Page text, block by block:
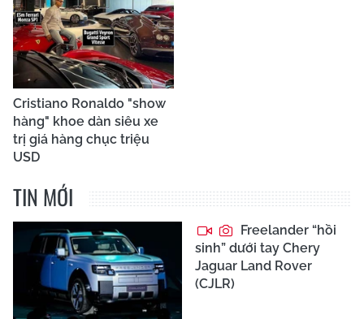
Cristiano Ronaldo "show
hàng" khoe dàn siêu xe
trị giá hàng chục triệu
USD
TIN MỚI
Freelander “hồi
sinh” dưới tay Chery
Jaguar Land Rover
(CJLR)